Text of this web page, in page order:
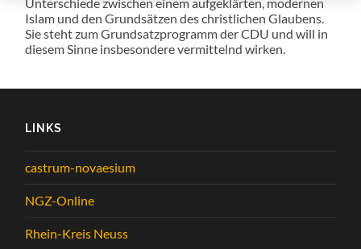
Unterschiede zwischen einem aufgeklärten, modernen
Islam und den Grundsätzen des christlichen Glaubens.
Sie steht zum Grundsatzprogramm der CDU und will in
diesem Sinne insbesondere vermittelnd wirken.
LINKS
castrum-novaesium
NGZ-Online
Rhein-Kreis Neuss